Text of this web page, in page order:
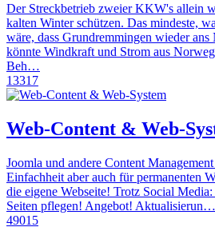
Der Streckbetrieb zweier KKW's allein
kalten Winter schützen. Das mindeste,
wäre, dass Grundremmingen wieder
könnte Windkraft und Strom aus
Beh…
13317
Web-Content & Web-
Joomla und andere Content
Einfachheit aber auch für permanenten
die eigene Webseite! Trotz Social
Seiten pflegen! Angebot! Aktualisierun…
49015